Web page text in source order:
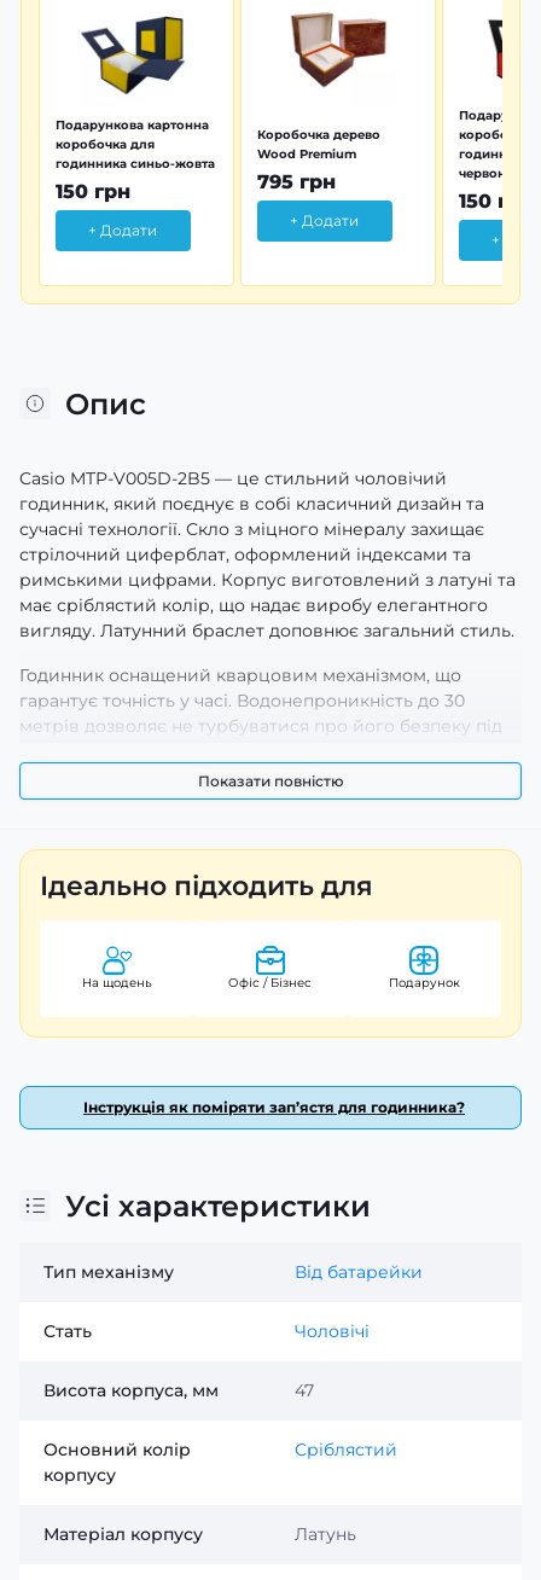
Подарункова картонна
коробочка для
годинника синьо-жовта
150 грн
+ Додати
Коробочка дерево
Wood Premium
795 грн
+ Додати
коробочка
годинника
червона
150 грн
+
Опис
Casio MTP-V005D-2B5 — це стильний чоловічий
годинник, який поєднує в собі класичний дизайн та
сучасні технології. Скло з міцного мінералу захищає
стрілочний циферблат, оформлений індексами та
римськими цифрами. Корпус виготовлений з латуні та
має сріблястий колір, що надає виробу елегантного
вигляду. Латунний браслет доповнює загальний стиль.
Годинник оснащений кварцовим механізмом, що
гарантує точність у часі. Водонепроникність до 30
метрів дозволяє не турбуватися про його безпеку під
підсвітка забезпечує зручність читання інформації в
темряві.
Casio MTP-V005D-2B5 стане ідеальним вибором для
ділового або повсякденного носіння, підкреслюючи
вашу індивідуальність і стиль. Придбати цей годинник
можна з гарантією 24 місяці, що засвідчує якість
японського виробника. Діаметр корпусу — 40 мм, вага
— 96 г, а довжина ремінця становить 25 мм.
Показати повністю
Ідеально підходить для
На щодень Офіс / Бізнес Подарунок
Інструкція як поміряти зап’ястя для годинника?
Усі характеристики
Тип механізму Від батарейки
Стать Чоловічі
Висота корпуса, мм 47
Основний колір
корпусу
Сріблястий
Матеріал корпусу Латунь